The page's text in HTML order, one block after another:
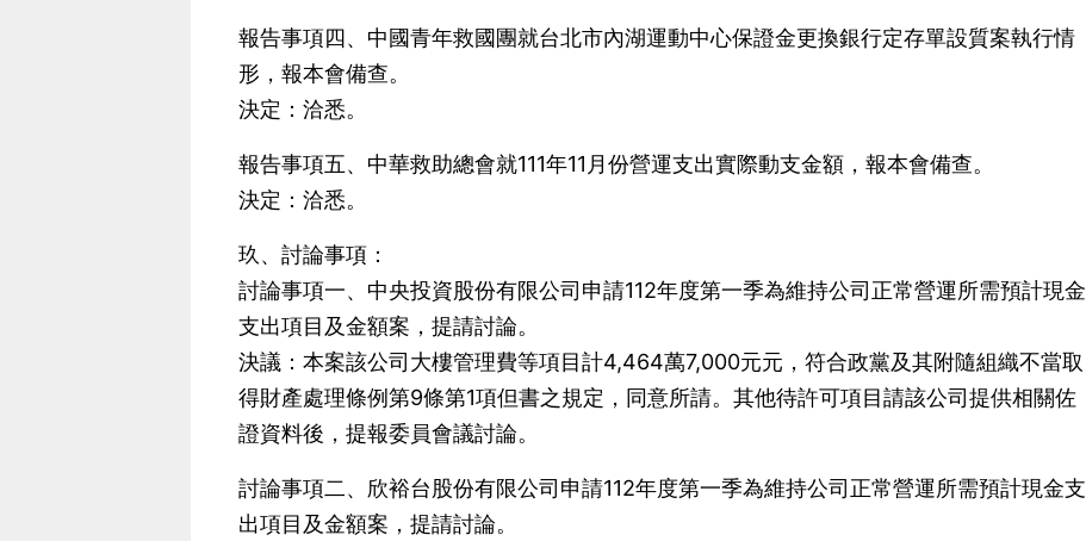
報告事項四、中國青年救國團就台北市內湖運動中心保證金更換銀行定存單設質案執行情
形，報本會備查。
決定：洽悉。
報告事項五、中華救助總會就111年11月份營運支出實際動支金額，報本會備查。
決定：洽悉。
玖、討論事項：
討論事項一、中央投資股份有限公司申請112年度第一季為維持公司正常營運所需預計現金
支出項目及金額案，提請討論。
決議：本案該公司大樓管理費等項目計4,464萬7,000元元，符合政黨及其附隨組織不當取
得財產處理條例第9條第1項但書之規定，同意所請。其他待許可項目請該公司提供相關佐
證資料後，提報委員會議討論。
討論事項二、欣裕台股份有限公司申請112年度第一季為維持公司正常營運所需預計現金支
出項目及金額案，提請討論。